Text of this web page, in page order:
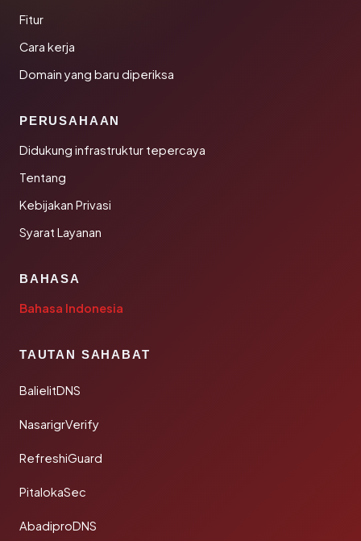
Fitur
Cara kerja
Domain yang baru diperiksa
PERUSAHAAN
Didukung infrastruktur tepercaya
Tentang
Kebijakan Privasi
Syarat Layanan
BAHASA
Bahasa Indonesia
TAUTAN SAHABAT
BalielitDNS
NasarigrVerify
RefreshiGuard
PitalokaSec
AbadiproDNS